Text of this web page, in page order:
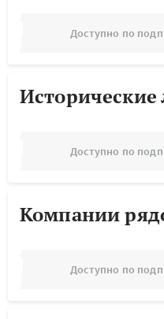
Доступно по
Доступно по
Компании
Доступно по